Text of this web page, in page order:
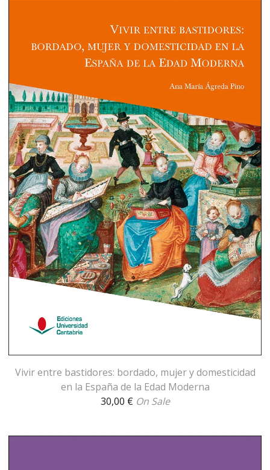
Vivir entre bastidores: bordado, mujer y domesticidad
en la España de la Edad Moderna
30,00 € On Sale